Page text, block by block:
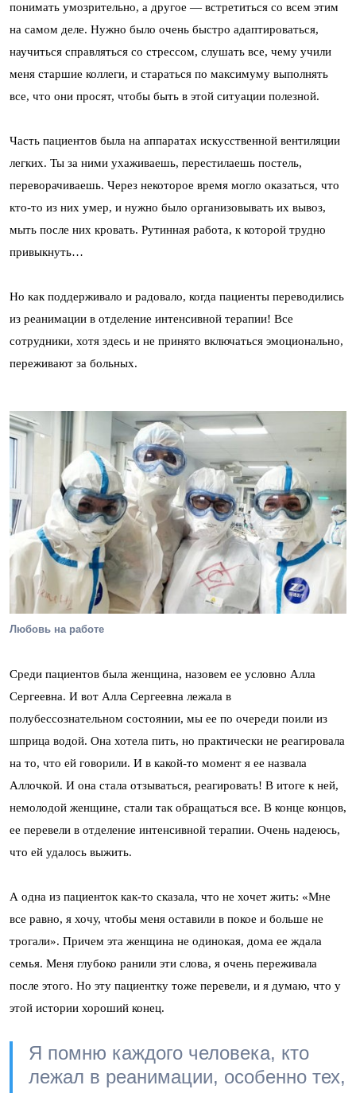
понимать умозрительно, а другое — встретиться со всем этим
на самом деле. Нужно было очень быстро адаптироваться,
научиться справляться со стрессом, слушать все, чему учили
меня старшие коллеги, и стараться по максимуму выполнять
все, что они просят, чтобы быть в этой ситуации полезной.
Часть пациентов была на аппаратах искусственной вентиляции
легких. Ты за ними ухаживаешь, перестилаешь постель,
переворачиваешь. Через некоторое время могло оказаться, что
кто-то из них умер, и нужно было организовывать их вывоз,
мыть после них кровать. Рутинная работа, к которой трудно
привыкнуть…
Но как поддерживало и радовало, когда пациенты переводились
из реанимации в отделение интенсивной терапии! Все
сотрудники, хотя здесь и не принято включаться эмоционально,
переживают за больных.
Любовь на работе
Среди пациентов была женщина, назовем ее условно Алла
Сергеевна. И вот Алла Сергеевна лежала в
полубессознательном состоянии, мы ее по очереди поили из
шприца водой. Она хотела пить, но практически не реагировала
на то, что ей говорили. И в какой-то момент я ее назвала
Аллочкой. И она стала отзываться, реагировать! В итоге к ней,
немолодой женщине, стали так обращаться все. В конце концов,
ее перевели в отделение интенсивной терапии. Очень надеюсь,
что ей удалось выжить.
А одна из пациенток как-то сказала, что не хочет жить: «Мне
все равно, я хочу, чтобы меня оставили в покое и больше не
трогали». Причем эта женщина не одинокая, дома ее ждала
семья. Меня глубоко ранили эти слова, я очень переживала
после этого. Но эту пациентку тоже перевели, и я думаю, что у
этой истории хороший конец.
Я помню каждого человека, кто
лежал в реанимации, особенно тех,